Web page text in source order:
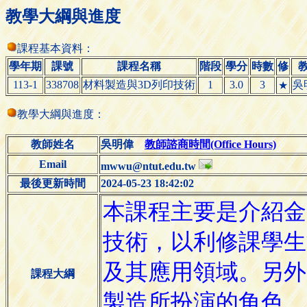
教學大綱與進度
課程基本資料：
學年期
課號 課程名稱 階段 學分 時數 修
113-1
338708 材料製造與3D列印技術 1 3.0 3 ★ 吳
教學大綱與進度：
教師姓名 吳明偉教師諮商時間(Office Hours)
Email
mwwu@ntut.edu.tw
最後更新時間
2024-05-23 18:42:02
課程大綱